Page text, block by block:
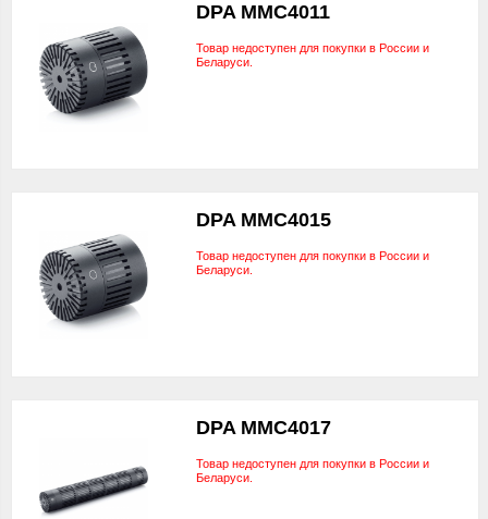
DPA MMC4011
Товар недоступен для покупки в России и
Беларуси.
DPA MMC4015
Товар недоступен для покупки в России и
Беларуси.
DPA MMC4017
Товар недоступен для покупки в России и
Беларуси.